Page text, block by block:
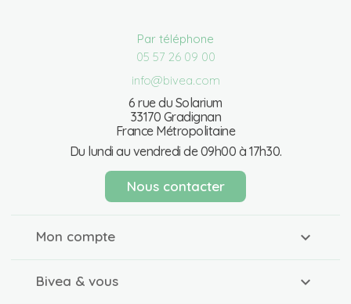
Par téléphone
05 57 26 09 00
info@bivea.com
6 rue du Solarium
33170 Gradignan
France Métropolitaine
Du lundi au vendredi de 09h00 à 17h30.
Nous contacter
Mon compte
Bivea & vous